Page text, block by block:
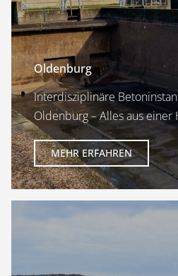
Oldenburg
Interdisziplinäre
Oldenburg – Alles aus einer
MEHR ERFAHREN